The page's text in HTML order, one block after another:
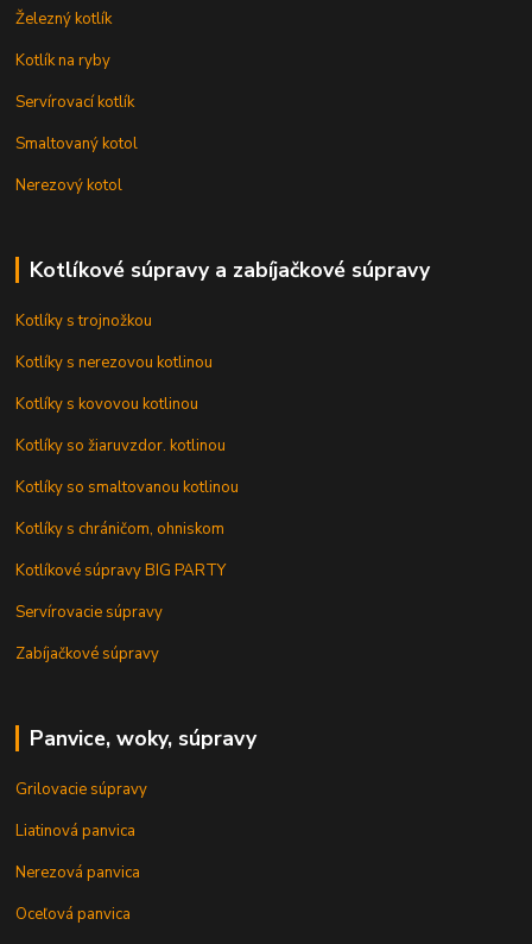
Železný kotlík
Kotlík na ryby
Servírovací kotlík
Smaltovaný kotol
Nerezový kotol
Kotlíkové súpravy a zabíjačkové súpravy
Kotlíky s trojnožkou
Kotlíky s nerezovou kotlinou
Kotlíky s kovovou kotlinou
Kotlíky so žiaruvzdor. kotlinou
Kotlíky so smaltovanou kotlinou
Kotlíky s chráničom, ohniskom
Kotlíkové súpravy BIG PARTY
Servírovacie súpravy
Zabíjačkové súpravy
Panvice, woky, súpravy
Grilovacie súpravy
Liatinová panvica
Nerezová panvica
Oceľová panvica